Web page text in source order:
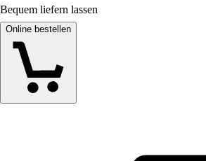
Bequem liefern lassen
Online bestellen